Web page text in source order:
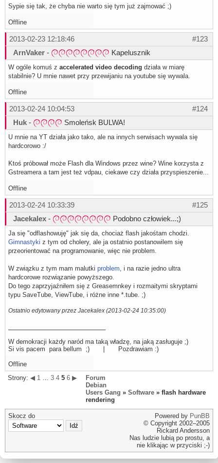
Sypie się tak, że chyba nie warto się tym już zajmować ;)
Offline
#123
2013-02-23 12:18:46
ArnVaker - Kapelusznik
W ogóle komuś z accelerated video decoding działa w miarę
stabilnie? U mnie nawet przy przewijaniu na youtube się wywala.
Offline
#124
2013-02-24 10:04:53
Huk - Smoleńsk BULWA!
U mnie na YT działa jako tako, ale na innych serwisach wywala się
hardcorowo :/
Ktoś próbował może Flash dla Windows przez wine? Wine korzysta z
Gstreamera a tam jest też vdpau, ciekawe czy działa przyspieszenie...
Offline
#125
2013-02-24 10:33:39
Jacekalex - Podobno człowiek...;)
Ja się "odflashowuję" jak się da, chociaż flash jakośtam chodzi.
Gimnastyki z tym od cholery, ale ja ostatnio postanowilem się
przeorientować na programowanie, więc nie problem.
W związku z tym mam malutki problem , i na razie jedno ultra
hardcorowe rozwiązanie powyższego.
Do tego zaprzyjaźniłem się z Greasemnkey i rozmaitymi skryptami
typu SaveTube, ViewTube, i różne inne *.tube. ;)
Ostatnio edytowany przez Jacekalex (2013-02-24 10:35:00)
W demokracji każdy naród ma taką władzę, na jaką zasługuje ;)
Si vis pacem para bellum ;) | Pozdrawiam :)
Offline
Strony: ◀ 1 3 4 5 6 ▶
Forum
Debian
Users Gang » Software » flash hardware
rendering
Skocz do Powered by PunBB
© Copyright 2002–2005
Rickard Andersson
Nas ludzie lubią po prostu, a
nie klikając w przyciski ;-)